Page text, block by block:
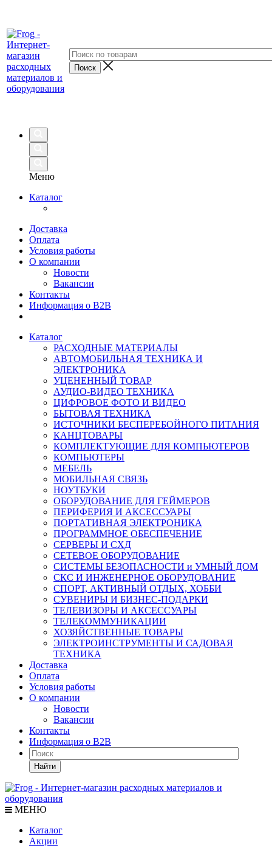
Меню
Каталог
Доставка
Оплата
Условия работы
О компании
Новости
Вакансии
Контакты
Информация о B2B
Каталог
РАСХОДНЫЕ МАТЕРИАЛЫ
АВТОМОБИЛЬНАЯ ТЕХНИКА И
ЭЛЕКТРОНИКА
УЦЕНЕННЫЙ ТОВАР
АУДИО-ВИДЕО ТЕХНИКА
ЦИФРОВОЕ ФОТО И ВИДЕО
БЫТОВАЯ ТЕХНИКА
ИСТОЧНИКИ БЕСПЕРЕБОЙНОГО ПИТАНИЯ
КАНЦТОВАРЫ
КОМПЛЕКТУЮЩИЕ ДЛЯ КОМПЬЮТЕРОВ
КОМПЬЮТЕРЫ
МЕБЕЛЬ
МОБИЛЬНАЯ СВЯЗЬ
НОУТБУКИ
ОБОРУДОВАНИЕ ДЛЯ ГЕЙМЕРОВ
ПЕРИФЕРИЯ И АКСЕССУАРЫ
ПОРТАТИВНАЯ ЭЛЕКТРОНИКА
ПРОГРАММНОЕ ОБЕСПЕЧЕНИЕ
СЕРВЕРЫ И СХД
СЕТЕВОЕ ОБОРУДОВАНИЕ
СИСТЕМЫ БЕЗОПАСНОСТИ и УМНЫЙ ДОМ
СКС И ИНЖЕНЕРНОЕ ОБОРУДОВАНИЕ
СПОРТ, АКТИВНЫЙ ОТДЫХ, ХОББИ
СУВЕНИРЫ И БИЗНЕС-ПОДАРКИ
ТЕЛЕВИЗОРЫ И АКСЕССУАРЫ
ТЕЛЕКОММУНИКАЦИИ
ХОЗЯЙСТВЕННЫЕ ТОВАРЫ
ЭЛЕКТРОИНСТРУМЕНТЫ И САДОВАЯ
ТЕХНИКА
Доставка
Оплата
Условия работы
О компании
Новости
Вакансии
Контакты
Информация о B2B
Найти
МЕНЮ
Каталог
Акции